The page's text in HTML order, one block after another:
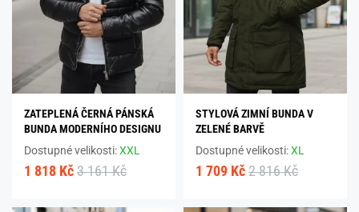
ZATEPLENÁ ČERNÁ PÁNSKÁ
BUNDA MODERNÍHO DESIGNU
Dostupné velikosti:XXL
1 818 Kč 3 161 Kč
STYLOVÁ ZIMNÍ BUNDA V
ZELENÉ BARVĚ
Dostupné velikosti:XL
1 709 Kč 2 816 Kč